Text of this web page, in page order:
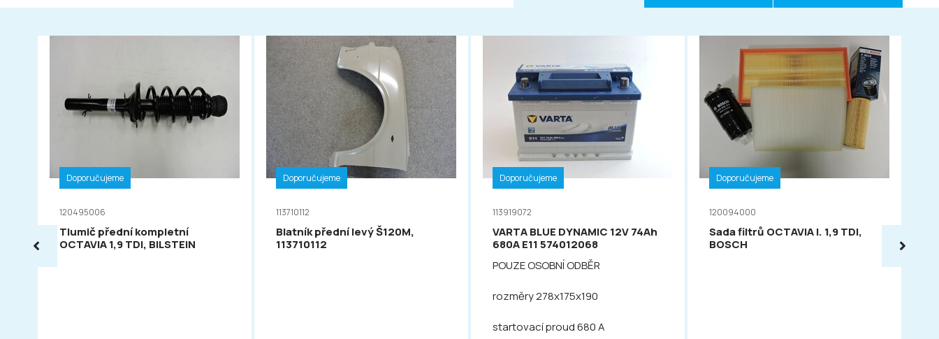
Doporučujeme
120495006
Tlumič přední kompletní
OCTAVIA 1,9 TDI, BILSTEIN
Doporučujeme
113710112
Blatník přední levý Š120M,
113710112
Doporučujeme
113919072
VARTA BLUE DYNAMIC 12V 74Ah
680A E11 574012068
POUZE OSOBNÍ ODBĚR
rozměry 278x175x190
startovací proud 680 A
Doporučujeme
120094000
Sada filtrů OCTAVIA I. 1,9 TDI,
BOSCH